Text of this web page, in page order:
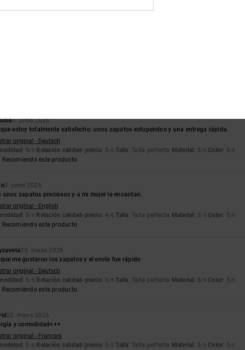
3. junio 2026
estoy totalmente satisfecho: unos zapatos estupendos y una entrega rápida.
original - Deutsch
: 5 /5 Relación calidad-precio: 5 /5 Talla: Talla perfecta Material : 5/5 Color: 5/5
Recomiendo este producto
3. junio 2026
unos zapatos preciosos y a mi mujer le encantan.
original - English
: 5 /5 Relación calidad-precio: 4 /5 Talla: Talla perfecta Material : 5/5 Color: 5/5
Recomiendo este producto
25. mayo 2026
me gustaron los zapatos y el envío fue rápido
original - Deutsch
: 5 /5 Relación calidad-precio: 5 /5 Talla: Talla perfecta Material : 5/5 Color: 5/5
Recomiendo este producto
22. mayo 2026
y comodidad+++
original - Français
: 5 /5 Relación calidad-precio: 5 /5 Talla: Talla perfecta Material : 5/5 Color: 5/5